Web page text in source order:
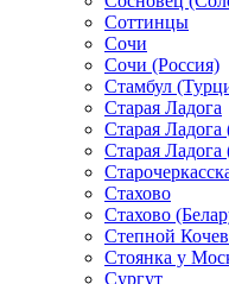
Соттинцы
Сочи
Сочи (Россия)
Стамбул
Старая Ладога
Старая Ладога
Старая
Стахово
Стахово
Степной
Стоянка у
Сургут